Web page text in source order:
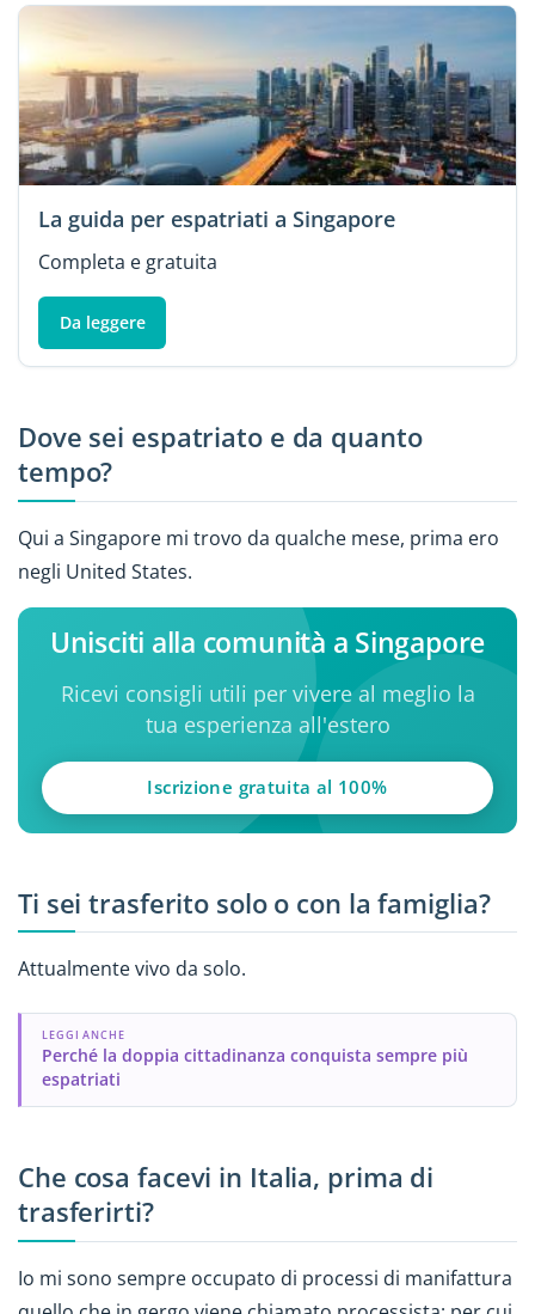
La guida per espatriati a Singapore
Completa e gratuita
Da leggere
Dove sei espatriato e da quanto
tempo?
Qui a Singapore mi trovo da qualche mese, prima ero
negli United States.
Unisciti alla comunità a Singapore
Ricevi consigli utili per vivere al meglio la
tua esperienza all'estero
Iscrizione gratuita al 100%
Ti sei trasferito solo o con la famiglia?
Attualmente vivo da solo.
LEGGI ANCHE
Perché la doppia cittadinanza conquista sempre più
espatriati
Che cosa facevi in Italia, prima di
trasferirti?
Io mi sono sempre occupato di processi di manifattura